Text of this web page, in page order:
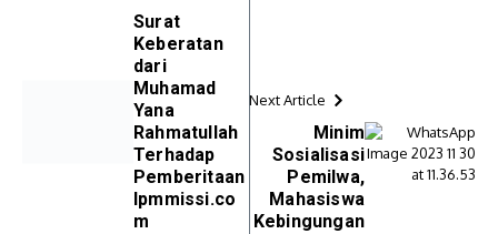
Surat
Keberatan
dari
Muhamad
Yana
Rahmatullah
Terhadap
Pemberitaan
lpmmissi.co
m
Next Article
Minim
Sosialisasi
Pemilwa,
Mahasiswa
Kebingungan